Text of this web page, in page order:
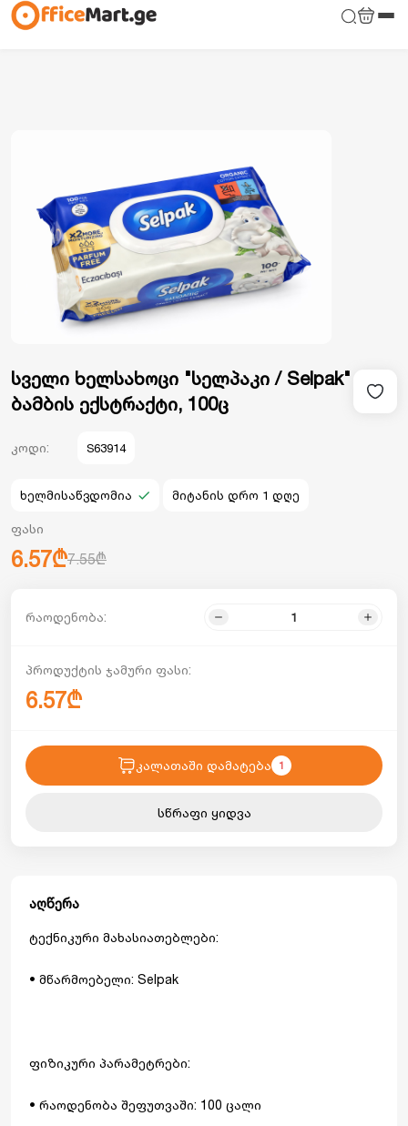
სველი ხელსახოცი "სელპაკი / Selpak"
ბამბის ექსტრაქტი, 100ც
კოდი: S63914
ხელმისაწვდომია მიტანის დრო 1 დღე
ფასი
6.57₾7.55₾
რაოდენობა:
პროდუქტის ჯამური ფასი:
6.57₾
კალათაში დამატება 1
სწრაფი ყიდვა
აღწერა
ტექნიკური მახასიათებლები:
• მწარმოებელი: Selpak
ფიზიკური პარამეტრები:
• რაოდენობა შეფუთვაში: 100 ცალი